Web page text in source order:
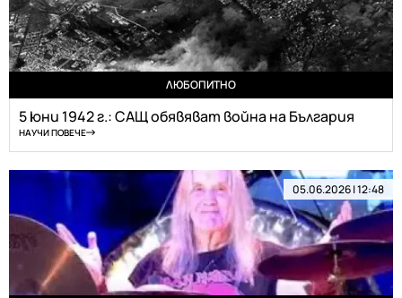
ЛЮБОПИТНО
5 юни 1942 г.: САЩ обявяват война на България
НАУЧИ ПОВЕЧЕ
05.06.2026 | 12:48